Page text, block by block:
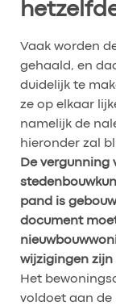
Vaak worden
gehaald, en
duidelijk te
ze op elkaar
namelijk de
hieronder zal
De vergunning
pand is
document
wijzigingen
Het
voldoet aan de